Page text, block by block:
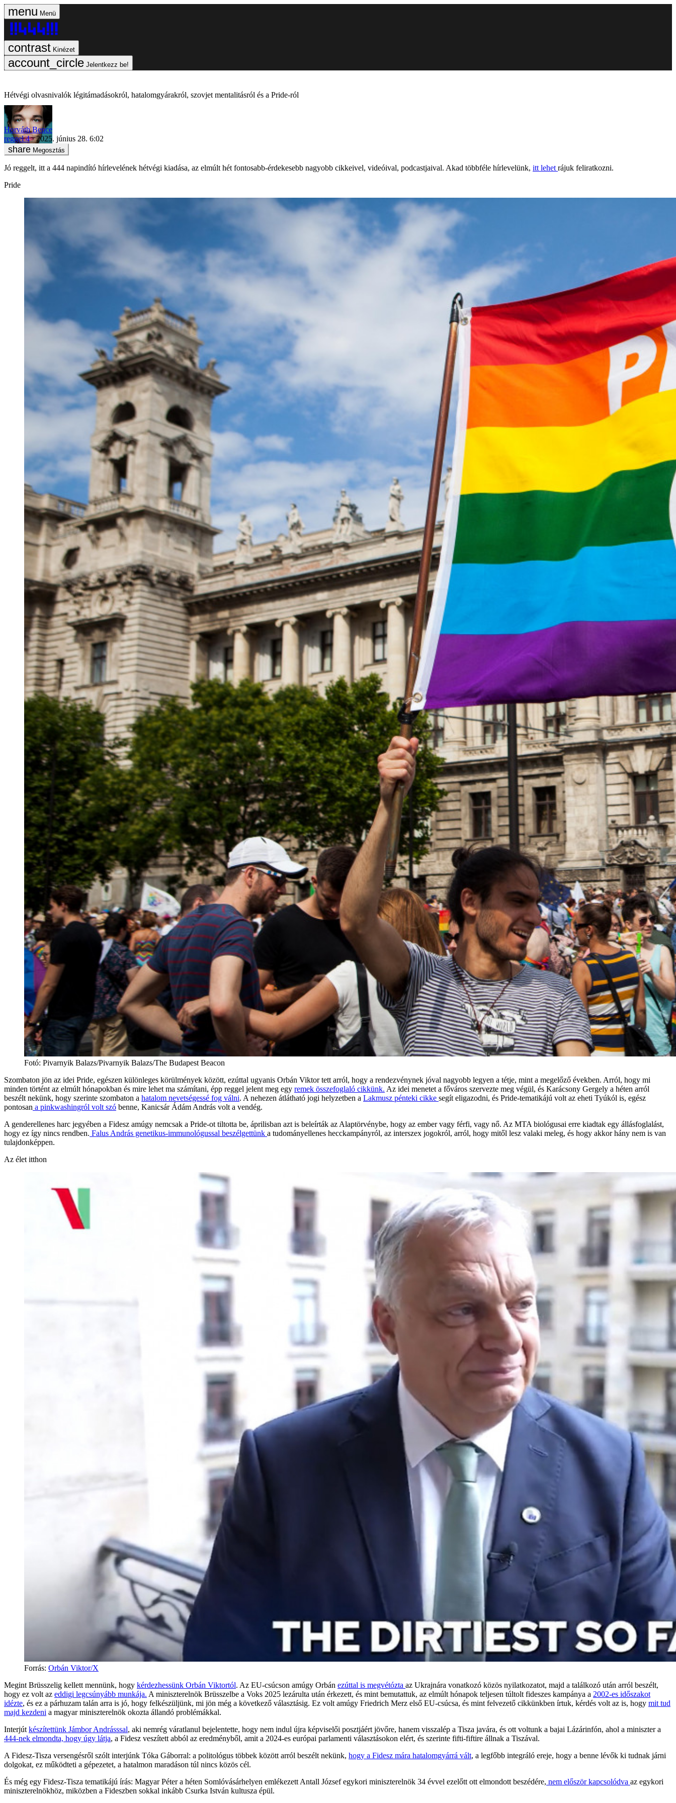
Menü
Kinézet
Jelentkezz be!
Hétvégi olvasnivalók légitámadásokról, hatalomgyárakról, szovjet mentalitásról és a Pride-ról
Horváth Bence
reggel 4
2025. június 28. 6:02
Megosztás
Jó reggelt, itt a 444 napindító hírlevelének hétvégi kiadása, az elmúlt hét fontosabb-érdekesebb nagyobb cikkeivel, videóival, podcastjaival. Akad többféle hírlevelünk, itt lehet rájuk feliratkozni.
Pride
Fotó: Pivarnyik Balazs/Pivarnyik Balazs/The Budapest Beacon
Szombaton jön az idei Pride, egészen különleges körülmények között, ezúttal ugyanis Orbán Viktor tett arról, hogy a rendezvénynek jóval nagyobb legyen a tétje, mint a megelőző években. Arról, hogy mi
minden történt az elmúlt hónapokban és mire lehet ma számítani, épp reggel jelent meg egy remek összefoglaló cikkünk. Az idei menetet a főváros szervezte meg végül, és Karácsony Gergely a héten arról
beszélt nekünk, hogy szerinte szombaton a hatalom nevetségessé fog válni. A nehezen átlátható jogi helyzetben a Lakmusz pénteki cikke segít eligazodni, és Pride-tematikájú volt az eheti Tyúkól is, egész
pontosan a pinkwashingról volt szó benne, Kanicsár Ádám András volt a vendég.
A genderellenes harc jegyében a Fidesz amúgy nemcsak a Pride-ot tiltotta be, áprilisban azt is beleírták az Alaptörvénybe, hogy az ember vagy férfi, vagy nő. Az MTA biológusai erre kiadtak egy állásfoglalást,
hogy ez így nincs rendben. Falus András genetikus-immunológussal beszélgettünk a tudományellenes hecckampányról, az interszex jogokról, arról, hogy mitől lesz valaki meleg, és hogy akkor hány nem is van
tulajdonképpen.
Az élet itthon
Forrás: Orbán Viktor/X
Megint Brüsszelig kellett mennünk, hogy kérdezhessünk Orbán Viktortól. Az EU-csúcson amúgy Orbán ezúttal is megvétózta az Ukrajnára vonatkozó közös nyilatkozatot, majd a találkozó után arról beszélt,
hogy ez volt az eddigi legcsúnyább munkája. A miniszterelnök Brüsszelbe a Voks 2025 lezárulta után érkezett, és mint bemutattuk, az elmúlt hónapok teljesen túltolt fideszes kampánya a 2002-es időszakot
idézte, és ez a párhuzam talán arra is jó, hogy felkészüljünk, mi jön még a következő választásig. Ez volt amúgy Friedrich Merz első EU-csúcsa, és mint felvezető cikkünkben írtuk, kérdés volt az is, hogy mit tud
majd kezdeni a magyar miniszterelnök okozta állandó problémákkal.
Interjút készítettünk Jámbor Andrásssal, aki nemrég váratlanul bejelentette, hogy nem indul újra képviselői posztjáért jövőre, hanem visszalép a Tisza javára, és ott voltunk a bajai Lázárinfón, ahol a miniszter a
444-nek elmondta, hogy úgy látja, a Fidesz veszített abból az eredményből, amit a 2024-es európai parlamenti választásokon elért, és szerinte fifti-fiftire állnak a Tiszával.
A Fidesz-Tisza versengésről szólt interjúnk Tóka Gáborral: a politológus többek között arról beszélt nekünk, hogy a Fidesz mára hatalomgyárrá vált, a legfőbb integráló ereje, hogy a benne lévők ki tudnak járni
dolgokat, ez működteti a gépezetet, a hatalmon maradáson túl nincs közös cél.
És még egy Fidesz-Tisza tematikájú írás: Magyar Péter a héten Somlóvásárhelyen emlékezett Antall József egykori miniszterelnök 34 évvel ezelőtt ott elmondott beszédére, nem először kapcsolódva az egykori
miniszterelnökhöz, miközben a Fideszben sokkal inkább Csurka István kultusza épül.